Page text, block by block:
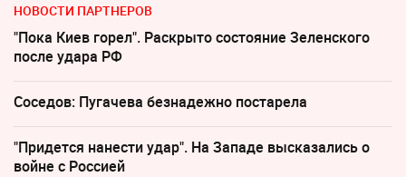
НОВОСТИ ПАРТНЕРОВ
"Пока Киев горел". Раскрыто состояние Зеленского
после удара РФ
Соседов: Пугачева безнадежно постарела
"Придется нанести удар". На Западе высказались о
войне с Россией